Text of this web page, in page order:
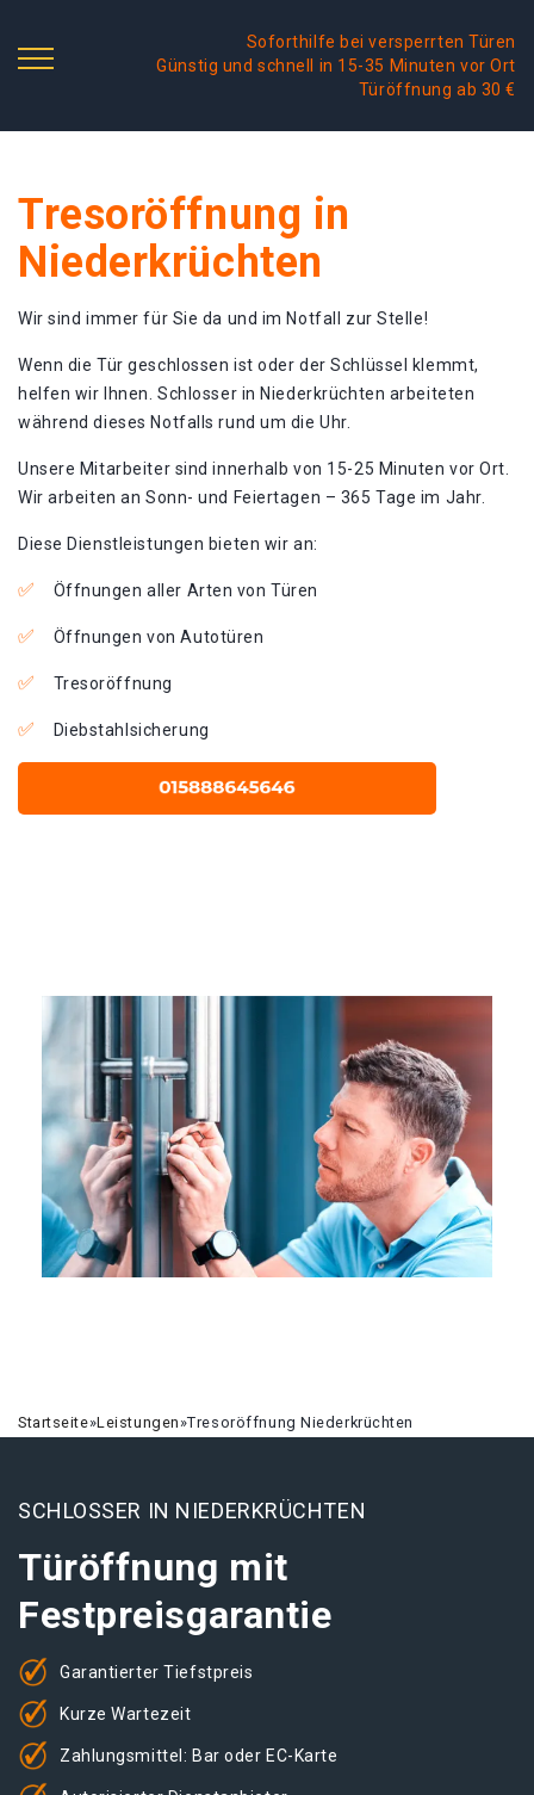
Soforthilfe bei versperrten Türen
Günstig und schnell in 15-35 Minuten vor Ort
Türöffnung ab 30 €
Tresoröffnung in
Niederkrüchten
Wir sind immer für Sie da und im Notfall zur Stelle!
Wenn die Tür geschlossen ist oder der Schlüssel klemmt,
helfen wir Ihnen. Schlosser in Niederkrüchten arbeiteten
während dieses Notfalls rund um die Uhr.
Unsere Mitarbeiter sind innerhalb von 15-25 Minuten vor Ort.
Wir arbeiten an Sonn- und Feiertagen – 365 Tage im Jahr.
Diese Dienstleistungen bieten wir an:
Öffnungen aller Arten von Türen
Öffnungen von Autotüren
Tresoröffnung
Diebstahlsicherung
Startseite»Leistungen»Tresoröffnung Niederkrüchten
SCHLOSSER IN NIEDERKRÜCHTEN
Türöffnung mit
Festpreisgarantie
Garantierter Tiefstpreis
Kurze Wartezeit
Zahlungsmittel: Bar oder EC-Karte